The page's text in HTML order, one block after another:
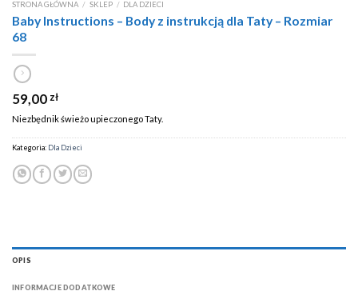
STRONA GŁÓWNA / SKLEP / DLA DZIECI
Baby Instructions – Body z instrukcją dla Taty – Rozmiar
68
59,00 zł
Niezbędnik świeżo upieczonego Taty.
Kategoria: Dla Dzieci
OPIS
INFORMACJE DODATKOWE